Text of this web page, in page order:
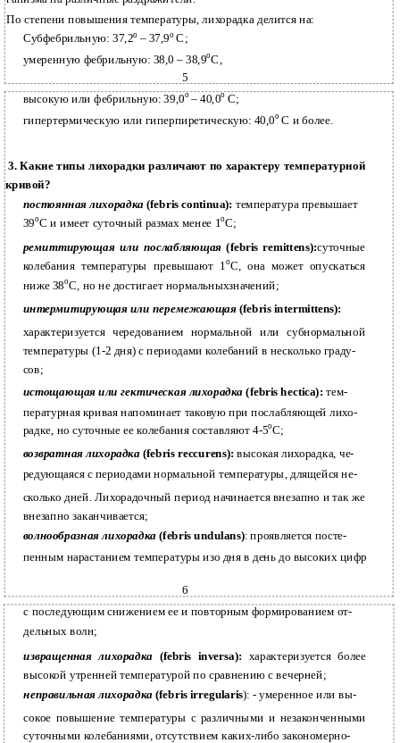
По степени повышения температуры, лихорадка делится на:
Субфебрильную: 37,2о – 37,9оС;
умеренную фебрильную: 38,0 – 38,9оС,
5
высокую или фебрильную: 39,0о– 40,0о С;
гипертермическую или гиперпиретическую: 40,0о С и более.
3. Какие типы лихорадки различают по характеру температурной
кривой?
постоянная лихорадка(febris continua): температура превышает
39оС и имеет суточный размах менее 1оС;
ремиттирующая или послабляющая(febris remittens):суточные
колебания температуры превышают 1оС, она может опускаться
ниже 38оС, но не достигает нормальныхзначений;
интермитирующая или перемежающая (febris intermittens):
характеризуется чередованием нормальной или субнормальной
температуры (1-2 дня) с периодами колебаний в несколько граду-
сов;
истощающая или гектическая лихорадка(febris hectica):тем-
пературная кривая напоминает таковую при послабляющей лихо-
радке, но суточные ее колебания составляют 4-5оС;
возвратная лихорадка(febris reccurens):высокая лихорадка, че-
редующаяся с периодами нормальной температуры, длящейся не-
сколько дней. Лихорадочный период начинается внезапно и так же
внезапно заканчивается;
волнообразная лихорадка(febris undulans): проявляется посте-
пенным нарастанием температуры изо дня в день до высоких цифр
6
с последующим снижением ее и повторным формированием от-
дельных волн;
извращенная лихорадка (febris inversa): характеризуется более
высокой утренней температурой по сравнению с вечерней;
неправильная лихорадка(febris irregularis): - умеренное или вы-
сокое повышение температуры с различными и незаконченными
суточными колебаниями, отсутствием каких-либо закономерно-